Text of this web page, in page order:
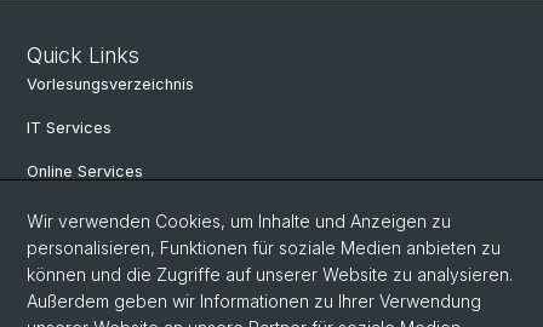
Quick Links
Vorlesungsverzeichnis
IT Services
Online Services
Personensuche
PhD Programm
Dokumente & Links
Wir verwenden Cookies, um Inhalte und Anzeigen zu
personalisieren, Funktionen für soziale Medien anbieten zu
können und die Zugriffe auf unserer Website zu analysieren.
Außerdem geben wir Informationen zu Ihrer Verwendung